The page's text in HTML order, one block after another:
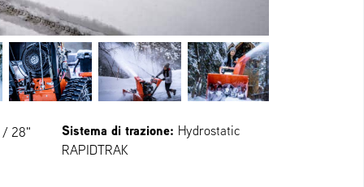
/ 28" Sistema di trazione: Hydrostatic
RAPIDTRAK